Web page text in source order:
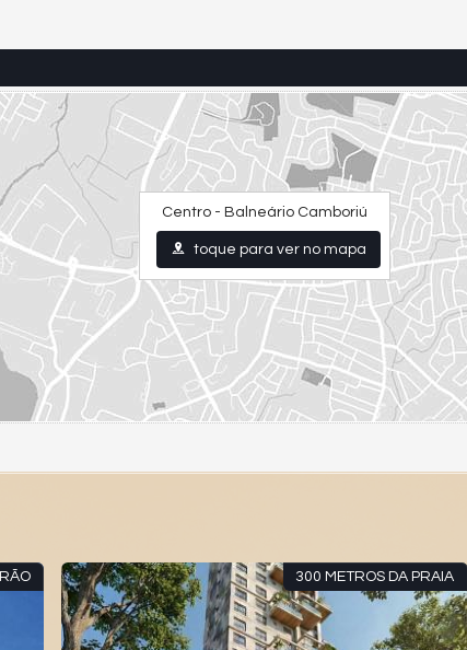
Centro - Balneário Camboriú
toque para ver no mapa
300 METROS DA PRAIA